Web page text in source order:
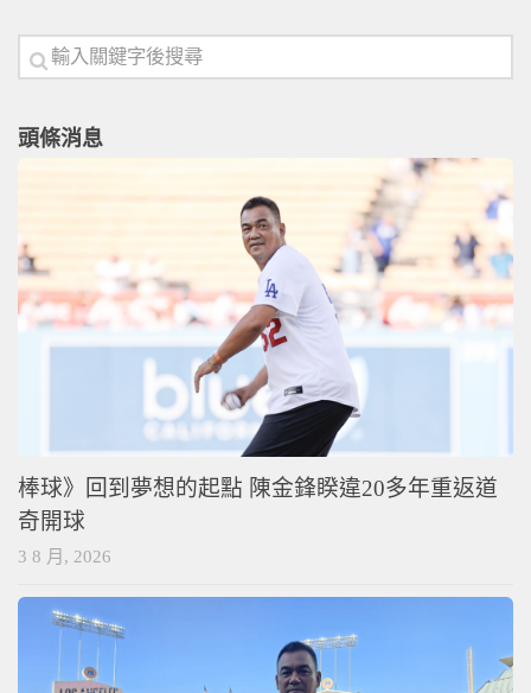
頭條消息
棒球》回到夢想的起點 陳金鋒睽違20多年重返道
奇開球
3 8 月, 2026